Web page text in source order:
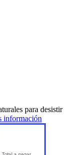
para desistir
información